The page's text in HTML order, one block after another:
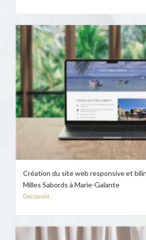
Création du site web responsive et
Milles Sabords à Marie-Galante
Découvrir